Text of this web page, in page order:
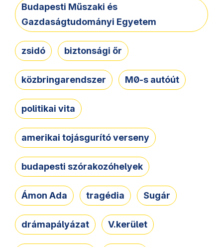
Budapesti Műszaki és
Gazdaságtudományi Egyetem
zsidó biztonsági őr
közbringarendszer M0-s autóút
politikai vita
amerikai tojásgurító verseny
budapesti szórakozóhelyek
Ámon Ada tragédia Sugár
drámapályázat V.kerület